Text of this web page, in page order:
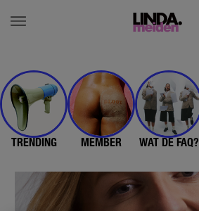
TRENDING MEMBER WAT DE FAQ?